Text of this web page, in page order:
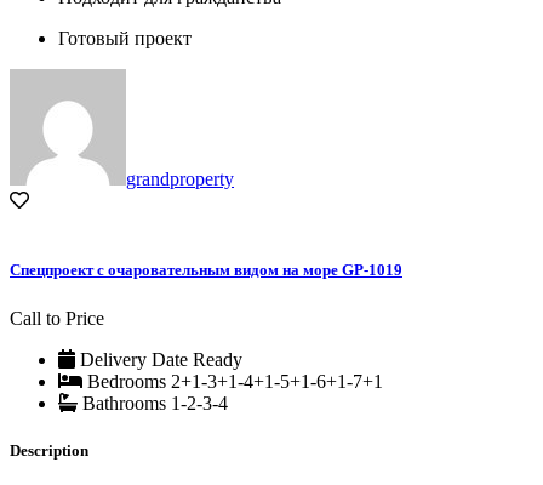
Готовый проект
grandproperty
Спецпроект с очаровательным видом на море GP-1019
Call to Price
Delivery Date Ready
Bedrooms 2+1-3+1-4+1-5+1-6+1-7+1
Bathrooms 1-2-3-4
Description